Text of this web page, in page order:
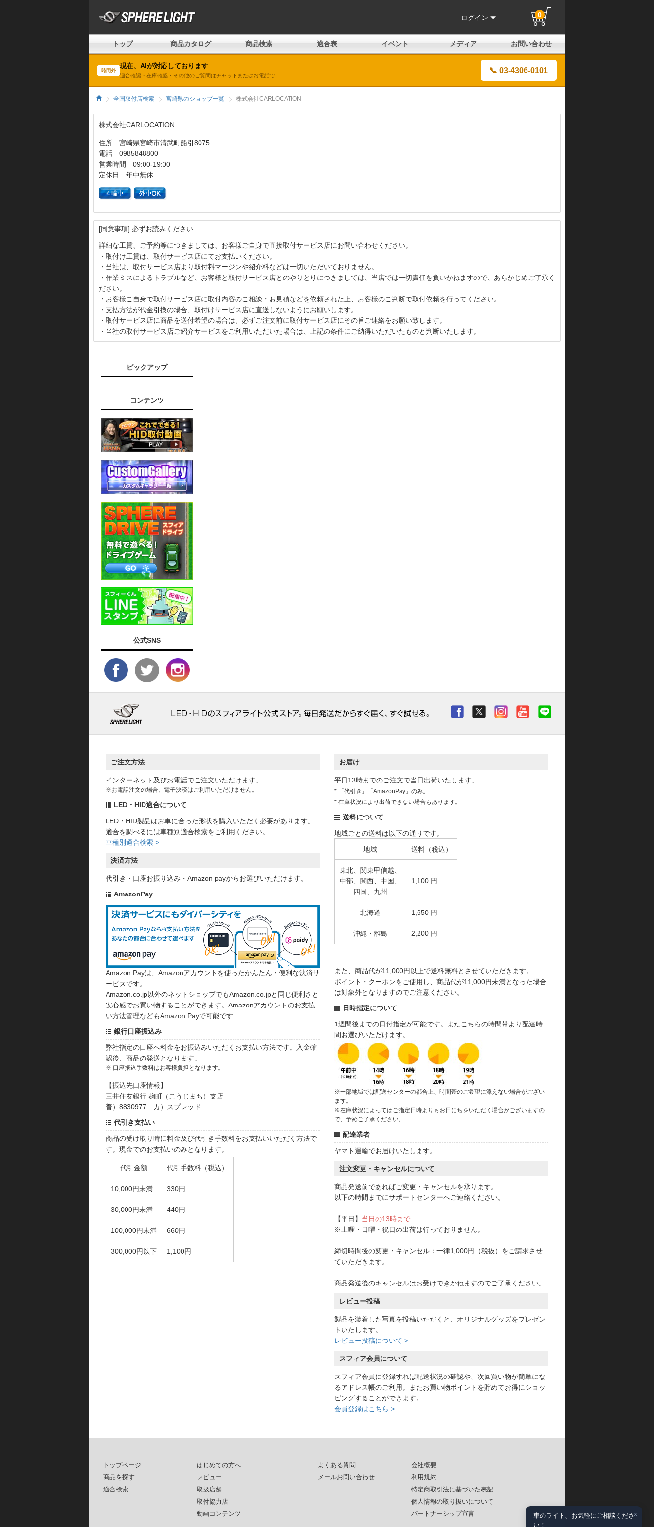
ログイン 0
トップ 商品カタログ 商品検索 適合表 イベント メディア お問い合わせ
時間外
現在、AIが対応しております
適合確認・在庫確認・その他のご質問はチャットまたはお電話で
📞 03-4306-0101
全国取付店検索 宮崎県のショップ一覧 株式会社CARLOCATION
株式会社CARLOCATION
住所 宮崎県宮崎市清武町船引8075
電話 0985848800
営業時間 09:00-19:00
定休日 年中無休
[同意事項] 必ずお読みください
詳細な工賃、ご予約等につきましては、お客様ご自身で直接取付サービス店にお問い合わせください。
・取付け工賃は、取付サービス店にてお支払いください。
・当社は、取付サービス店より取付料マージンや紹介料などは一切いただいておりません。
・作業ミスによるトラブルなど、お客様と取付サービス店とのやりとりにつきましては、当店では一切責任を負いかねますので、あらかじめご了承く
ださい。
・お客様ご自身で取付サービス店に取付内容のご相談・お見積などを依頼された上、お客様のご判断で取付依頼を行ってください。
・支払方法が代金引換の場合、取付けサービス店に直送しないようにお願いします。
・取付サービス店に商品を送付希望の場合は、必ずご注文前に取付サービス店にその旨ご連絡をお願い致します。
・当社の取付サービス店ご紹介サービスをご利用いただいた場合は、上記の条件にご納得いただいたものと判断いたします。
ピックアップ
コンテンツ
公式SNS
ご注文方法
インターネット及びお電話でご注文いただけます。
※お電話注文の場合、電子決済はご利用いただけません。
LED・HID適合について
LED・HID製品はお車に合った形状を購入いただく必要があります。
適合を調べるには車種別適合検索をご利用ください。
車種別適合検索 >
決済方法
代引き・口座お振り込み・Amazon payからお選びいただけます。
AmazonPay
Amazon Payは、Amazonアカウントを使ったかんたん・便利な決済サ
ービスです。
Amazon.co.jp以外のネットショップでもAmazon.co.jpと同じ便利さと
安心感でお買い物することができます。Amazonアカウントのお支払
い方法管理などもAmazon Payで可能です
銀行口座振込み
弊社指定の口座へ料金をお振込みいただくお支払い方法です。入金確
認後、商品の発送となります。
※ 口座振込手数料はお客様負担となります。
【振込先口座情報】
三井住友銀行 麹町（こうじまち）支店
普）8830977 カ）スプレッド
代引き支払い
商品の受け取り時に料金及び代引き手数料をお支払いいただく方法で
す。現金でのお支払いのみとなります。
代引金額 代引手数料（税込）
10,000円未満 330円
30,000円未満 440円
100,000円未満 660円
300,000円以下 1,100円
お届け
平日13時までのご注文で当日出荷いたします。
* 「代引き」「AmazonPay」のみ。
* 在庫状況により出荷できない場合もあります。
送料について
地域ごとの送料は以下の通りです。
地域 送料（税込）
東北、関東甲信越、
中部、関西、中国、
四国、九州
1,100 円
北海道 1,650 円
沖縄・離島 2,200 円
また、商品代が11,000円以上で送料無料とさせていただきます。
ポイント・クーポンをご使用し、商品代が11,000円未満となった場合
は対象外となりますのでご注意ください。
日時指定について
1週間後までの日付指定が可能です。またこちらの時間帯より配達時
間お選びいただけます。
※一部地域では配送センターの都合上、時間帯のご希望に添えない場合がござい
ます。
※在庫状況によってはご指定日時よりもお日にちをいただく場合がございますの
で、予めご了承ください。
配達業者
ヤマト運輸でお届けいたします。
注文変更・キャンセルについて
商品発送前であればご変更・キャンセルを承ります。
以下の時間までにサポートセンターへご連絡ください。
【平日】 当日の13時まで
※土曜・日曜・祝日の出荷は行っておりません。
締切時間後の変更・キャンセル：一律1,000円（税抜）をご請求させ
ていただきます。
商品発送後のキャンセルはお受けできかねますのでご了承ください。
レビュー投稿
製品を装着した写真を投稿いただくと、オリジナルグッズをプレゼン
トいたします。
レビュー投稿について >
スフィア会員について
スフィア会員に登録すれば配送状況の確認や、次回買い物が簡単にな
るアドレス帳のご利用。またお買い物ポイントを貯めてお得にショッ
ピングすることができます。
会員登録はこちら >
トップページ
商品を探す
適合検索
はじめての方へ
レビュー
取扱店舗
取付協力店
動画コンテンツ
よくある質問
メールお問い合わせ
会社概要
利用規約
特定商取引法に基づいた表記
個人情報の取り扱いについて
パートナーシップ宣言
×
車のライト、お気軽にご相談くださ
い！